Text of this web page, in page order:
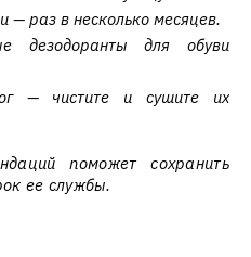
— раз в несколько месяцев.
дезодоранты для обуви
— чистите и сушите их
поможет сохранить
ее службы.